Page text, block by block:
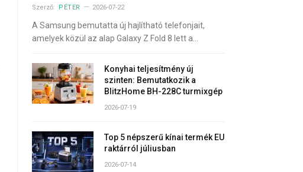
Szerző: PÉTER 2026-07-22
A Samsung bemutatta új hajlítható telefonjait,
amelyek közül az alap Galaxy Z Fold 8 lett a…
Konyhai teljesítmény új
szinten: Bemutatkozik a
BlitzHome BH-228C turmixgép
2026-07-19
Top 5 népszerű kínai termék EU
raktárról júliusban
2026-07-14